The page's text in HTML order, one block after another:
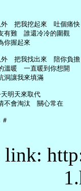
　把我挖起來　吐個痛快
難　誰還冷冷的圍觀
你握起來
　把我找出來　陪你負擔
暖　一直暖到你想開
讓我來填滿
明天來取代
會淘汰　關心常在
link: